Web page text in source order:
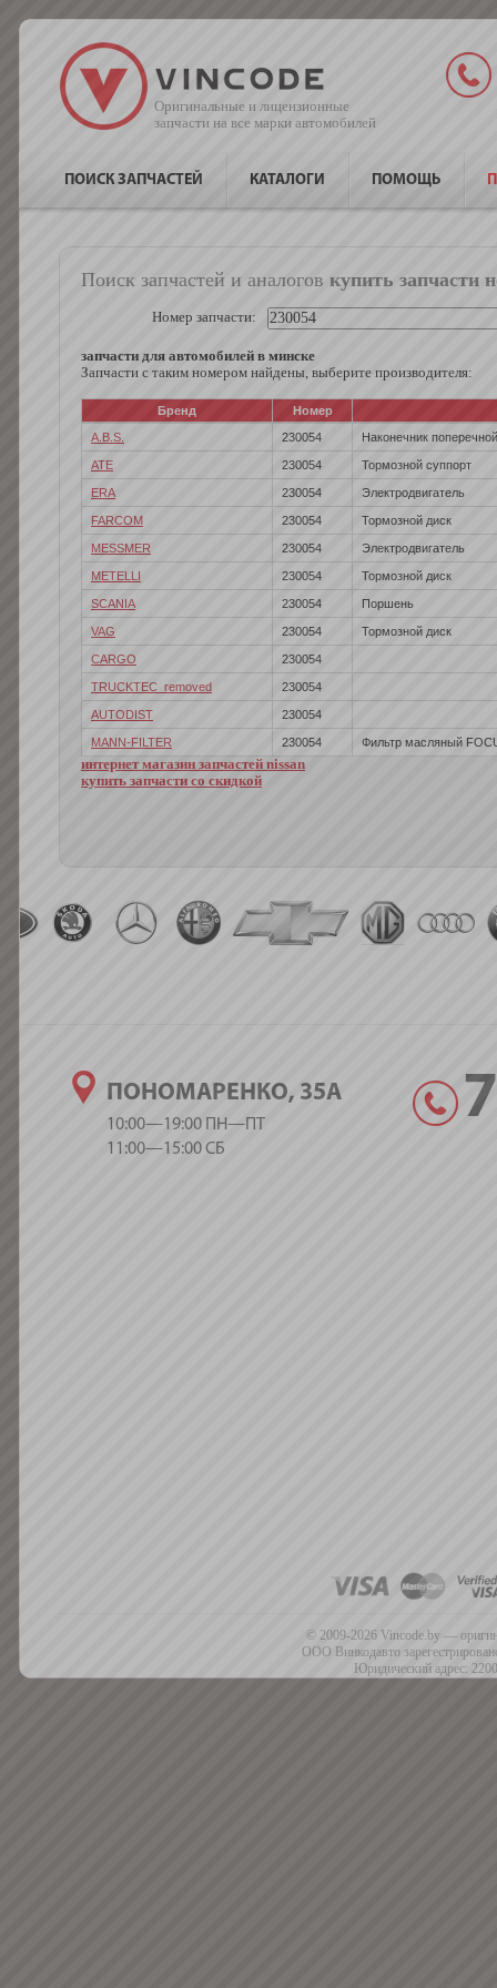
Оригинальные и лицензионные
запчасти на все марки автомобилей
ПОИСК ЗАПЧАСТЕЙ КАТАЛОГИ ПОМОЩЬ
Поиск запчастей и аналогов купить запчасти
Номер запчасти:
запчасти для автомобилей в минске
Запчасти с таким номером найдены, выберите производителя:
Бренд
Номер
A.B.S.
230054 Наконечник
ATE 230054 Тормозной суппорт
ERA 230054 Электродвигатель
FARCOM 230054 Тормозной диск
MESSMER 230054 Электродвигатель
METELLI 230054 Тормозной диск
SCANIA 230054 Поршень
VAG 230054 Тормозной диск
CARGO 230054
TRUCKTEC_removed 230054
AUTODIST 230054
MANN-FILTER 230054 Фильтр масляный
интернет магазин запчастей nissan
купить запчасти со скидкой
ПОНОМАРЕНКО, 35А
10:00—19:00 ПН—ПТ
11:00—15:00 СБ
© 2009-2026 Vincode.by —
ООО Винкодавто
Юридический адрес: